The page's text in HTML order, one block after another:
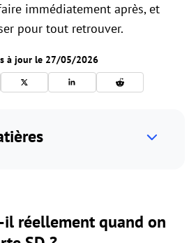
immédiatement après, et
pour tout retrouver.
à jour le 27/05/2026
il réellement quand on